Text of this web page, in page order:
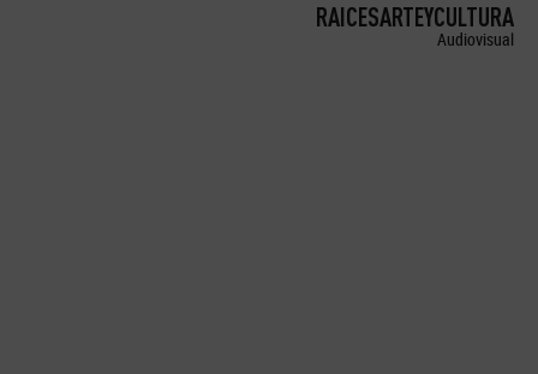
RAICESARTEYCULTURA
Audiovisual